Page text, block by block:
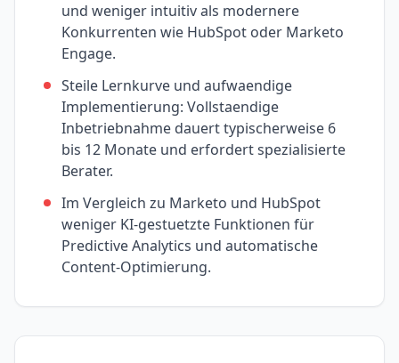
und weniger intuitiv als modernere
Konkurrenten wie HubSpot oder Marketo
Engage.
Steile Lernkurve und aufwaendige
Implementierung: Vollstaendige
Inbetriebnahme dauert typischerweise 6
bis 12 Monate und erfordert spezialisierte
Berater.
Im Vergleich zu Marketo und HubSpot
weniger KI-gestuetzte Funktionen für
Predictive Analytics und automatische
Content-Optimierung.